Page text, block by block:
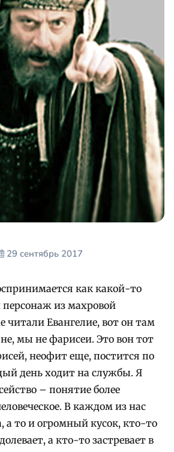
29 сентябрь 2017
как какой-то
из махровой
Евангелие, вот он там
мы не фарисеи. Это вон тот
неофит еще, постится по
день ходит на службы. Я
– понятие более
В каждом из нас
а то и огромный кусок, кто-то
а кто-то застревает в